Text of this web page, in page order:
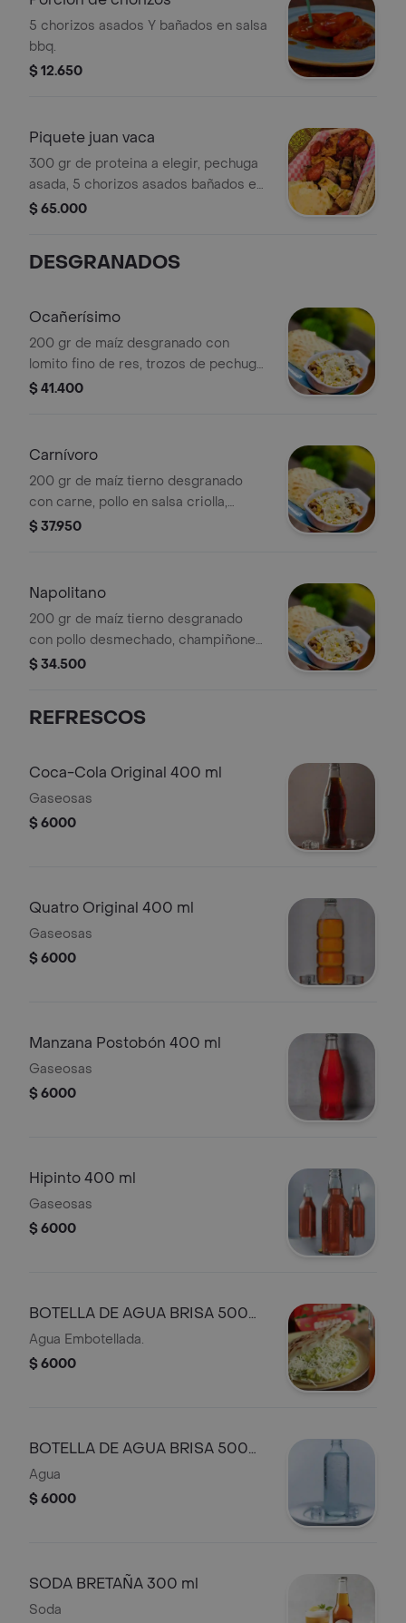
5 chorizos asados Y bañados en salsa
bbq.
$ 12.650
Piquete juan vaca
300 gr de proteina a elegir, pechuga
asada, 5 chorizos asados bañados en
salsa bbq, trozos chicharrón
ocañeras y hogao, 2 granizadas de
$ 65.000
DESGRANADOS
Ocañerísimo
200 gr de maíz desgranado con
lomito fino de res, trozos de pechuga
de pollo, salchicha ranchera, queso
acompañado de arepa ocañera con
$ 41.400
Carnívoro
200 gr de maíz tierno desgranado
con carne, pollo en salsa criolla,
chorizo bbq, queso mozzarella
ocañera con queso Costeño.
$ 37.950
Napolitano
200 gr de maíz tierno desgranado
con pollo desmechado, champiñones,
tocineta en salsa napolitana con
ocañera con queso Costeño.
$ 34.500
REFRESCOS
Coca-Cola Original 400 ml
Gaseosas
$ 6000
Quatro Original 400 ml
Gaseosas
$ 6000
Manzana Postobón 400 ml
Gaseosas
$ 6000
Hipinto 400 ml
Gaseosas
$ 6000
BOTELLA DE AGUA BRISA 500
ML
Agua Embotellada.
$ 6000
BOTELLA DE AGUA BRISA 500
ML CON GAS
Agua
$ 6000
SODA BRETAÑA 300 ml
Soda